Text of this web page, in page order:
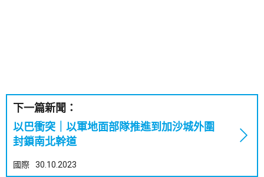
下一篇新聞：
以巴衝突｜以軍地面部隊推進到加沙城外圍
封鎖南北幹道
國際 30.10.2023